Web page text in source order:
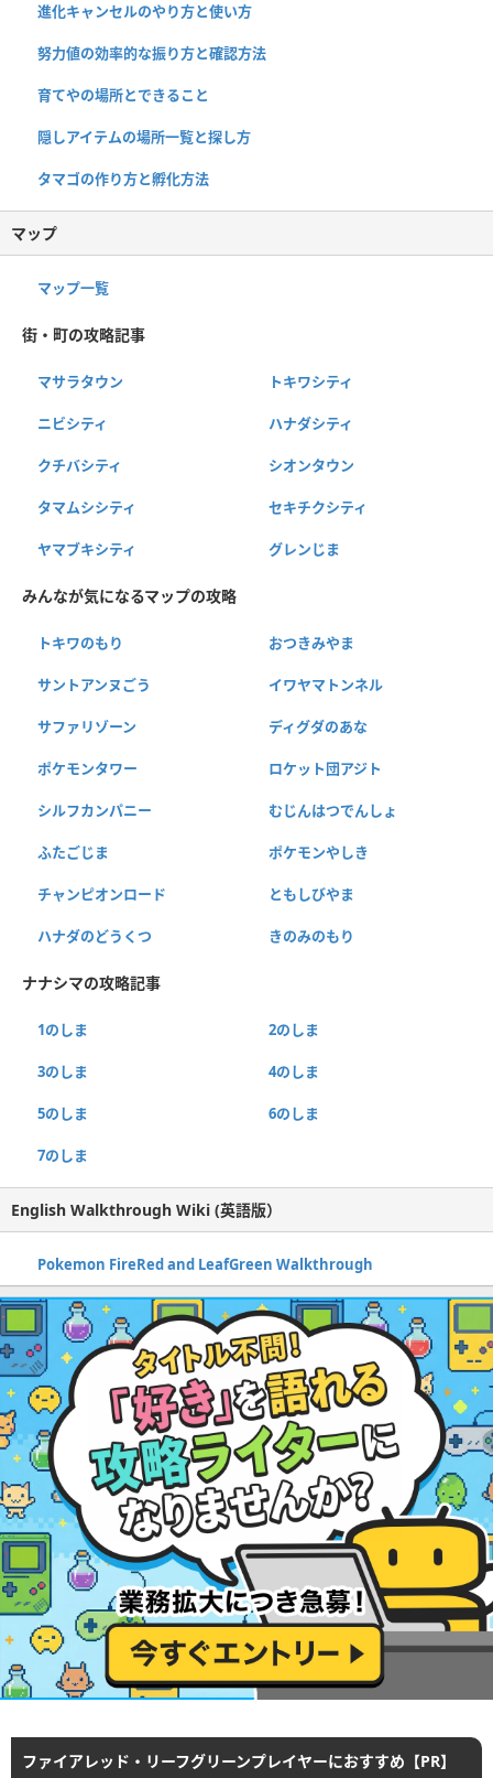
進化キャンセルのやり方と使い方
努力値の効率的な振り方と確認方法
育てやの場所とできること
隠しアイテムの場所一覧と探し方
タマゴの作り方と孵化方法
マップ
マップ一覧
街・町の攻略記事
マサラタウン トキワシティ
ニビシティ ハナダシティ
クチバシティ シオンタウン
タマムシシティ セキチクシティ
ヤマブキシティ グレンじま
みんなが気になるマップの攻略
トキワのもり おつきみやま
サントアンヌごう イワヤマトンネル
サファリゾーン ディグダのあな
ポケモンタワー ロケット団アジト
シルフカンパニー むじんはつでんしょ
ふたごじま ポケモンやしき
チャンピオンロード ともしびやま
ハナダのどうくつ きのみのもり
ナナシマの攻略記事
1のしま 2のしま
3のしま 4のしま
5のしま 6のしま
7のしま
English Walkthrough Wiki (英語版）
Pokemon FireRed and LeafGreen Walkthrough
ファイアレッド・リーフグリーンプレイヤーにおすすめ【PR】